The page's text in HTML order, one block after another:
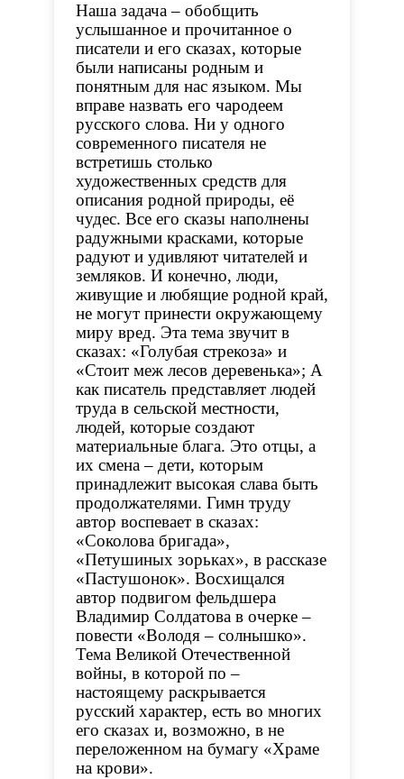
Наша задача – обобщить
услышанное и прочитанное о
писатели и его сказах, которые
были написаны родным и
понятным для нас языком. Мы
вправе назвать его чародеем
русского слова. Ни у одного
современного писателя не
встретишь столько
художественных средств для
описания родной природы, её
чудес. Все его сказы наполнены
радужными красками, которые
радуют и удивляют читателей и
земляков. И конечно, люди,
живущие и любящие родной край,
не могут принести окружающему
миру вред. Эта тема звучит в
сказах: «Голубая стрекоза» и
«Стоит меж лесов деревенька»; А
как писатель представляет людей
труда в сельской местности,
людей, которые создают
материальные блага. Это отцы, а
их смена – дети, которым
принадлежит высокая слава быть
продолжателями. Гимн труду
автор воспевает в сказах:
«Соколова бригада»,
«Петушиных зорьках», в рассказе
«Пастушонок». Восхищался
автор подвигом фельдшера
Владимир Солдатова в очерке –
повести «Володя – солнышко».
Тема Великой Отечественной
войны, в которой по –
настоящему раскрывается
русский характер, есть во многих
его сказах и, возможно, в не
переложенном на бумагу «Храме
на крови».